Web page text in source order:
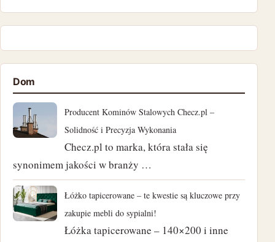
listopad 2024
październik 2024
wrzesień 2024
lipiec 2024
czerwiec 2024
Dom
Producent Kominów Stalowych Checz.pl –
Solidność i Precyzja Wykonania
Checz.pl to marka, która stała się
synonimem jakości w branży …
Łóżko tapicerowane – te kwestie są kluczowe przy
zakupie mebli do sypialni!
Łóżka tapicerowane – 140×200 i inne